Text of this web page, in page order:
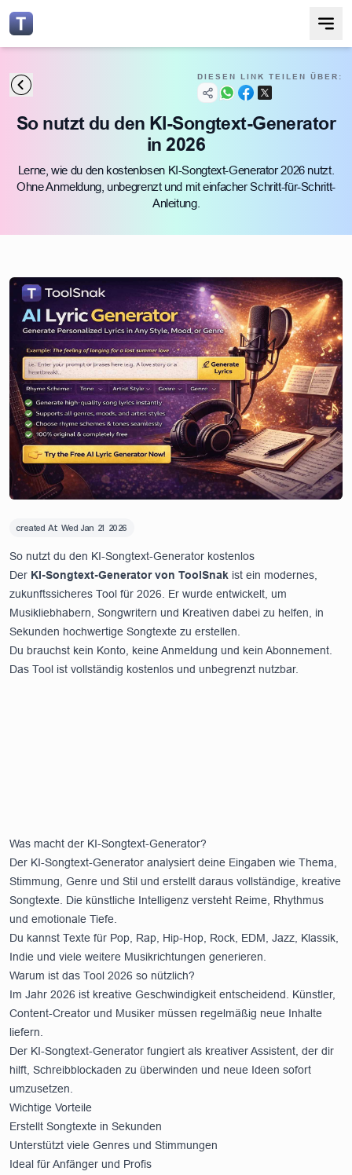
DIESEN LINK TEILEN ÜBER:
So nutzt du den KI-Songtext-Generator
in 2026
Lerne, wie du den kostenlosen KI-Songtext-Generator 2026 nutzt.
Ohne Anmeldung, unbegrenzt und mit einfacher Schritt-für-Schritt-
Anleitung.
created At: Wed Jan 21 2026
So nutzt du den KI-Songtext-Generator kostenlos
Der KI-Songtext-Generator von ToolSnak ist ein modernes,
zukunftssicheres Tool für 2026. Er wurde entwickelt, um
Musikliebhabern, Songwritern und Kreativen dabei zu helfen, in
Sekunden hochwertige Songtexte zu erstellen.
Du brauchst kein Konto, keine Anmeldung und kein Abonnement.
Das Tool ist vollständig kostenlos und unbegrenzt nutzbar.
Was macht der KI-Songtext-Generator?
Der KI-Songtext-Generator analysiert deine Eingaben wie Thema,
Stimmung, Genre und Stil und erstellt daraus vollständige, kreative
Songtexte. Die künstliche Intelligenz versteht Reime, Rhythmus
und emotionale Tiefe.
Du kannst Texte für Pop, Rap, Hip-Hop, Rock, EDM, Jazz, Klassik,
Indie und viele weitere Musikrichtungen generieren.
Warum ist das Tool 2026 so nützlich?
Im Jahr 2026 ist kreative Geschwindigkeit entscheidend. Künstler,
Content-Creator und Musiker müssen regelmäßig neue Inhalte
liefern.
Der KI-Songtext-Generator fungiert als kreativer Assistent, der dir
hilft, Schreibblockaden zu überwinden und neue Ideen sofort
umzusetzen.
Wichtige Vorteile
Erstellt Songtexte in Sekunden
Unterstützt viele Genres und Stimmungen
Ideal für Anfänger und Profis